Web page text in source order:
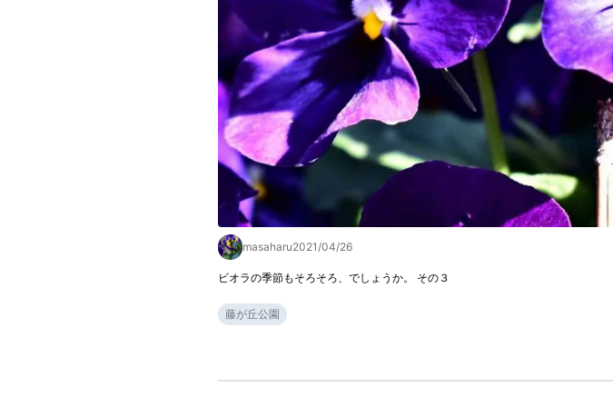
masaharu2021/04/26
ビオラの季節もそろそろ、でしょうか。 その３
藤が丘公園